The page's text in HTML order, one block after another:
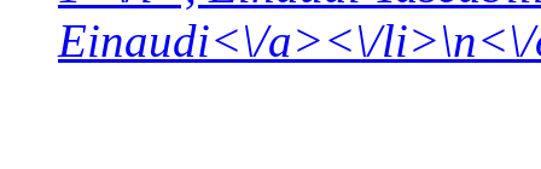
Einaudi<\/a><\/